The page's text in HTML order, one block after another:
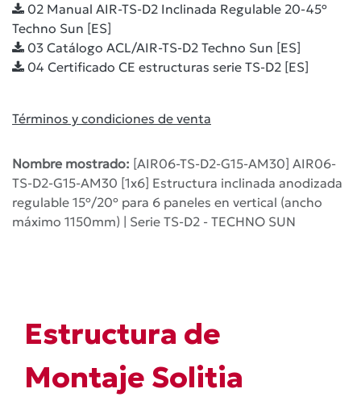
02 Manual AIR-TS-D2 Inclinada Regulable 20-45º
Techno Sun [ES]
03 Catálogo ACL/AIR-TS-D2 Techno Sun [ES]
04 Certificado CE estructuras serie TS-D2 [ES]
Términos y condiciones de venta
Nombre mostrado: [AIR06-TS-D2-G15-AM30] AIR06-
TS-D2-G15-AM30 [1x6] Estructura inclinada anodizada
regulable 15º/20º para 6 paneles en vertical (ancho
máximo 1150mm) | Serie TS-D2 - TECHNO SUN
Estructura de
Montaje Solitia